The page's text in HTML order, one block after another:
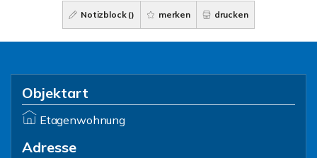
Notizblock () merken drucken
Objektart
Etagenwohnung
Adresse